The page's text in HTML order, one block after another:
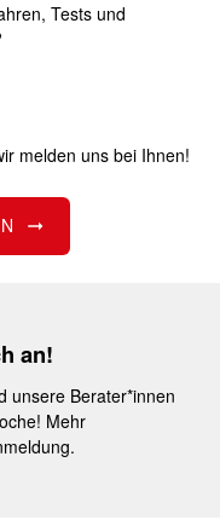
Tests und
melden uns bei Ihnen!
an!
unsere Berater*innen
Mehr